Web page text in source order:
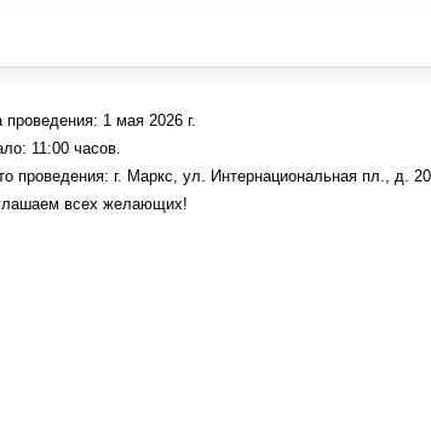
проведения: 1 мая 2026 г.
11:00 часов.
проведения: г. Маркс, ул. Интернациональная пл., д.
всех желающих!